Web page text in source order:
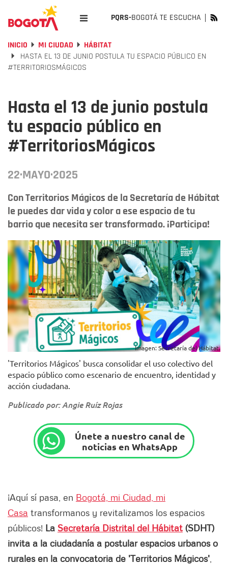
PQRS-BOGOTÁ TE ESCUCHA
INICIO MI CIUDAD
HÁBITAT
HASTA EL 13 DE JUNIO POSTULA TU ESPACIO PÚBLICO EN
#TERRITORIOSMÁGICOS
Hasta el 13 de junio postula
tu espacio público en
#TerritoriosMágicos
22·MAYO·2025
Con Territorios Mágicos de la Secretaría de Hábitat
le puedes dar vida y color a ese espacio de tu
barrio que necesita ser transformado. ¡Participa!
Imagen: Secretaría del Hábitat.
'Territorios Mágicos' busca consolidar el uso colectivo del
espacio público como escenario de encuentro, identidad y
acción ciudadana.
Publicado por: Angie Ruíz Rojas
Únete a nuestro canal de
noticias en WhatsApp
¡Aquí sí pasa, en Bogotá, mi Ciudad, mi
Casa transformanos y revitalizamos los espacios
públicos! La Secretaría Distrital del Hábitat (SDHT)
invita a la ciudadanía a postular espacios urbanos o
rurales en la convocatoria de 'Territorios Mágicos'